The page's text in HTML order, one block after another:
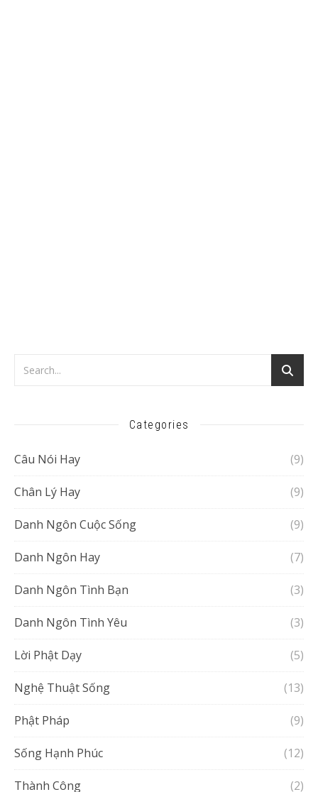
Categories
Câu Nói Hay (9)
Chân Lý Hay (9)
Danh Ngôn Cuộc Sống (9)
Danh Ngôn Hay (7)
Danh Ngôn Tình Bạn (3)
Danh Ngôn Tình Yêu (3)
Lời Phật Dạy (5)
Nghệ Thuật Sống (13)
Phật Pháp (9)
Sống Hạnh Phúc (12)
Thành Công (2)